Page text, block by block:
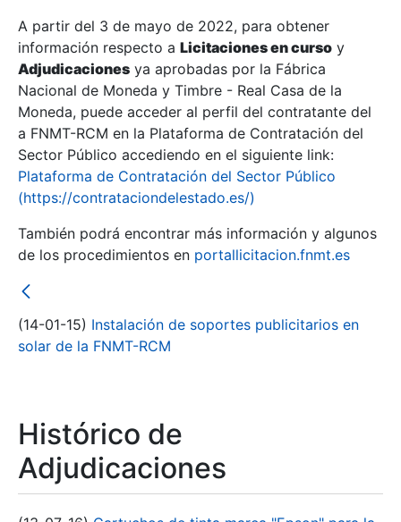
Mostrar/Ocultar
A partir del 3 de mayo de 2022, para obtener
información respecto a Licitaciones en curso y
Adjudicaciones ya aprobadas por la Fábrica
Nacional de Moneda y Timbre - Real Casa de la
Moneda, puede acceder al perfil del contratante del
a FNMT-RCM en la Plataforma de Contratación del
Sector Público accediendo en el siguiente link:
Plataforma de Contratación del Sector Público
(https://contrataciondelestado.es/)
También podrá encontrar más información y algunos
de los procedimientos en portallicitacion.fnmt.es
(14-01-15) Instalación de soportes publicitarios en
solar de la FNMT-RCM
Histórico de
Adjudicaciones